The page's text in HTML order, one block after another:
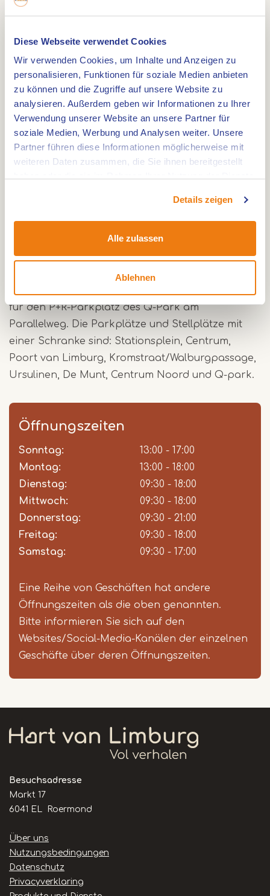
Diese Webseite verwendet Cookies
Wir verwenden Cookies, um Inhalte und Anzeigen zu
personalisieren, Funktionen für soziale Medien anbieten
zu können und die Zugriffe auf unsere Website zu
analysieren. Außerdem geben wir Informationen zu Ihrer
Verwendung unserer Website an unsere Partner für
soziale Medien, Werbung und Analysen weiter. Unsere
Partner führen diese Informationen möglicherweise mit
weiteren Daten zusammen, die Sie ihnen bereitgestellt
Details zeigen
Alle zulassen
Ablehnen
den Bedürfnissen der modernen Verbraucher
regionale Unternehmer. Besuchen Sie die
Muntpassage in Weert für einen unterhaltsamen
Einkaufsnachmittag!
Die Muntpassage in Weert ist mit dem Auto, dem
Fahrrad und den öffentlichen Verkehrsmitteln gut
erreichbar. An Sonntagen (einschließlich
der Straßen und auf den Parkdecks kostenlos *
parken! Informieren Sie sich auf der Website über
die teilnehmenden Parkhäuser.
*Dies gilt nicht für Parkplätze und Stellplätze, die
für den P+R-Parkplatz des Q-Park am
Parallelweg. Die Parkplätze und Stellplätze mit
einer Schranke sind: Stationsplein, Centrum,
Poort van Limburg, Kromstraat/Walburgpassage,
Ursulinen, De Munt, Centrum Noord und Q-park.
Öffnungszeiten
Day
Time
slot
Comment
Sonntag:
13:00 - 17:00
Montag:
13:00 - 18:00
Dienstag:
09:30 - 18:00
Mittwoch:
09:30 - 18:00
Donnerstag:
09:30 - 21:00
Freitag:
09:30 - 18:00
Samstag:
09:30 - 17:00
Eine Reihe von Geschäften hat andere
Öffnungszeiten als die oben genannten.
Bitte informieren Sie sich auf den
Websites/Social-Media-Kanälen der einzelnen
Geschäfte über deren Öffnungszeiten.
Besuchsadresse
Markt 17
6041 EL Roermond
Handige
links
Über uns
Nutzungsbedingungen
Datenschutz
Privacyverklaring